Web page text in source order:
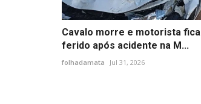
Cavalo morre e motorista fica
ferido após acidente na M...
folhadamata Jul 31, 2026